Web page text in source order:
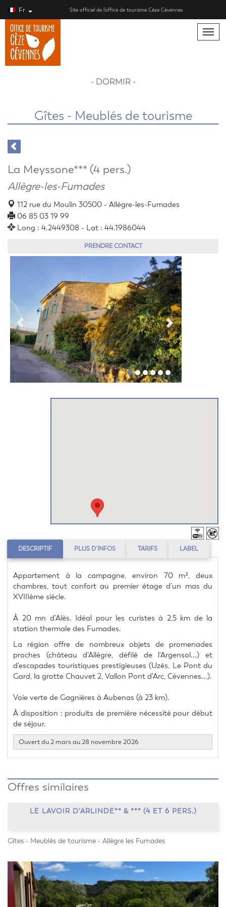
Fr Site officiel de l’office de tourisme Cèze Cévennes
Toggle
- DORMIR -
Gîtes - Meublés de tourisme
La Meyssone*** (4 pers.)
Allègre-les-Fumades
112 rue du Moulin 30500 - Allègre-les-Fumades
06 85 03 19 99
Long : 4.2449308 - Lat : 44.1986044
PRENDRE CONTACT
DESCRIPTIF PLUS D’INFOS TARIFS LABEL
Appartement à la campagne, environ 70 m², deux
chambres, tout confort au premier étage d'un mas du
XVIIIème siècle.
À 20 mn d'Alès. Idéal pour les curistes à 2,5 km de la
station thermale des Fumades.
La région offre de nombreux objets de promenades
proches (château d'Allègre, défilé de l'Argensol...) et
d'escapades touristiques prestigieuses (Uzès, Le Pont du
Gard, la grotte Chauvet 2, Vallon Pont d'Arc, Cévennes...).
Voie verte de Gagnières à Aubenas (à 23 km).
À disposition : produits de première nécessité pour début
de séjour.
Ouvert du 2 mars au 28 novembre 2026
Offres similaires
LE LAVOIR D'ARLINDE** & *** (4 ET 6 PERS.)
Gîtes - Meublés de tourisme - Allègre les Fumades